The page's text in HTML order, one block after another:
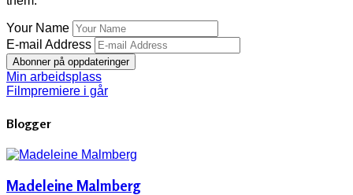
Your Name
E-mail Address
Abonner på oppdateringer
Min arbeidsplass
Filmpremiere i går
Blogger
Madeleine Malmberg